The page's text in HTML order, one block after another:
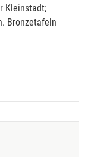
Kleinstadt;
Bronzetafeln